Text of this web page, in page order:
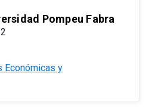
Pompeu Fabra
Económicas y